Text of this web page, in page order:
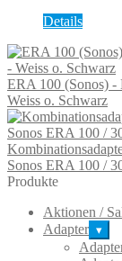
DetailsDieses
weist
mehrere
auf.
Die
auf
werden
ERA 100 (Sonos) -
Weiss o. Schwarz
Sonos ERA 100 /
Produkte
Aktionen /
Adapter ▾